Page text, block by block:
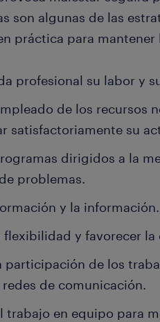
son algunas de las
práctica para
profesional su labor y
de los recursos
satisfactoriamente su
dirigidos a la
problemas.
y la información.
flexibilidad y favorecer la
participación de los
de comunicación.
trabajo en equipo para